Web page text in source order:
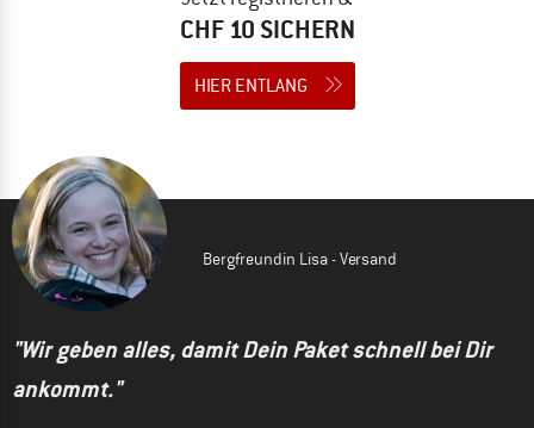
CHF 10 SICHERN
HIER ENTLANG
Bergfreundin Lisa - Versand
"Wir geben alles, damit Dein Paket schnell bei Dir
ankommt."